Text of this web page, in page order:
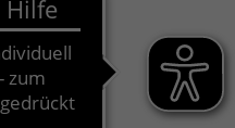
kostenfrei